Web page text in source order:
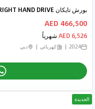
بورش تايكان Sport Turismo 340kW 4S 89kWh RIGHT HAND DRIVE
466,500 AED
6,526 AED شهرياً
2024 كهربائي دبي
الجديدة